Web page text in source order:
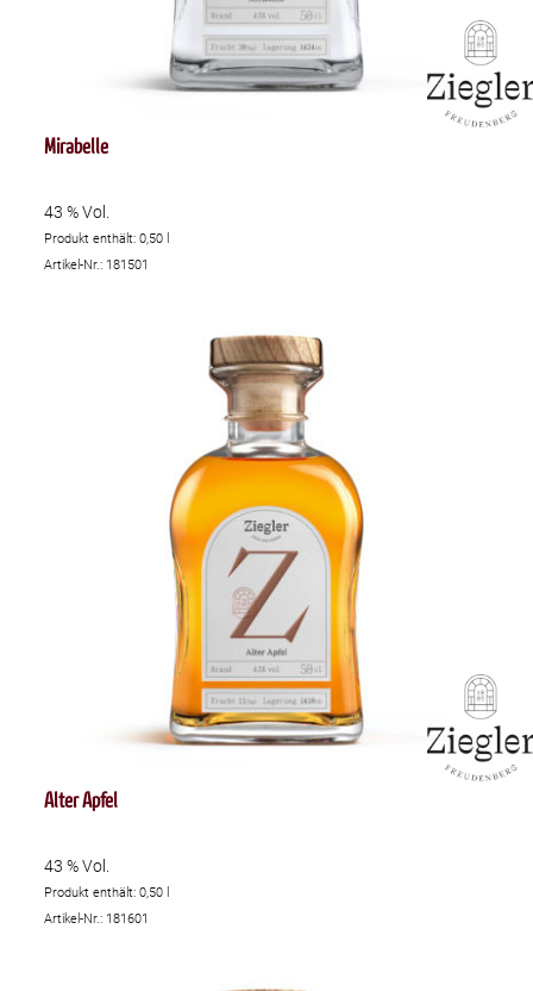
Mirabelle
43 % Vol.
Produkt enthält: 0,50
Artikel-Nr.: 181501
Alter Apfel
43 % Vol.
Produkt enthält: 0,50
Artikel-Nr.: 181601